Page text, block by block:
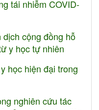
tái nhiễm COVID-
cộng đồng hỗ
y học tự nhiên
học hiện đại trong
nghiên cứu tác